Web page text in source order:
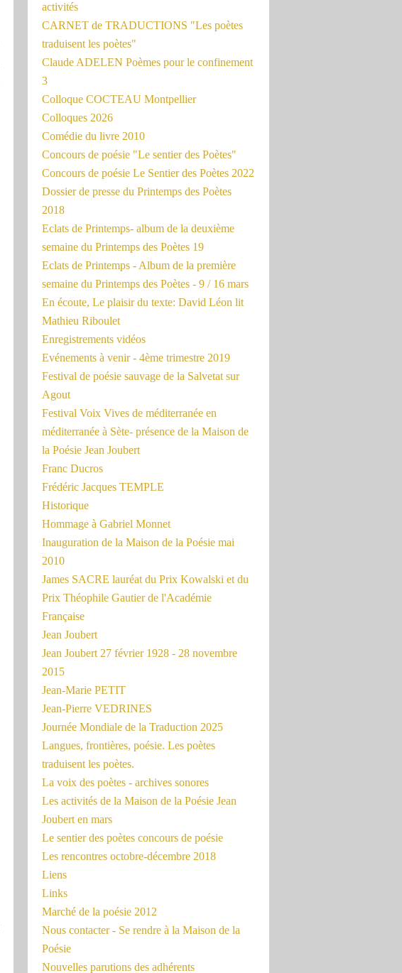
activités
CARNET de TRADUCTIONS "Les poètes
traduisent les poètes"
Claude ADELEN Poèmes pour le confinement
3
Colloque COCTEAU Montpellier
Colloques 2026
Comédie du livre 2010
Concours de poésie "Le sentier des Poètes"
Concours de poésie Le Sentier des Poètes 2022
Dossier de presse du Printemps des Poètes
2018
Eclats de Printemps- album de la deuxième
semaine du Printemps des Poètes 19
Eclats de Printemps - Album de la première
semaine du Printemps des Poètes - 9 / 16 mars
En écoute, Le plaisir du texte: David Léon lit
Mathieu Riboulet
Enregistrements vidéos
Evénements à venir - 4ème trimestre 2019
Festival de poésie sauvage de la Salvetat sur
Agout
Festival Voix Vives de méditerranée en
méditerranée à Sète- présence de la Maison de
la Poésie Jean Joubert
Franc Ducros
Frédéric Jacques TEMPLE
Historique
Hommage à Gabriel Monnet
Inauguration de la Maison de la Poésie mai
2010
James SACRE lauréat du Prix Kowalski et du
Prix Théophile Gautier de l'Académie
Française
Jean Joubert
Jean Joubert 27 février 1928 - 28 novembre
2015
Jean-Marie PETIT
Jean-Pierre VEDRINES
Journée Mondiale de la Traduction 2025
Langues, frontières, poésie. Les poètes
traduisent les poètes.
La voix des poètes - archives sonores
Les activités de la Maison de la Poésie Jean
Joubert en mars
Le sentier des poètes concours de poésie
Les rencontres octobre-décembre 2018
Liens
Links
Marché de la poésie 2012
Nous contacter - Se rendre à la Maison de la
Poésie
Nouvelles parutions des adhérents